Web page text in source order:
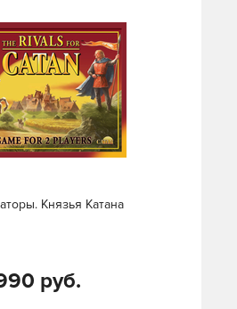
Князья Катана
руб.